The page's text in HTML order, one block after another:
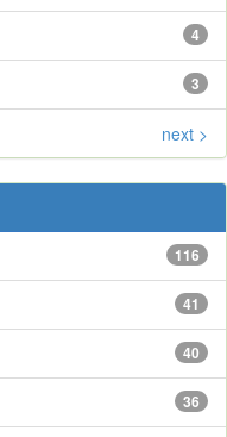
4
3
next >
116
41
40
36